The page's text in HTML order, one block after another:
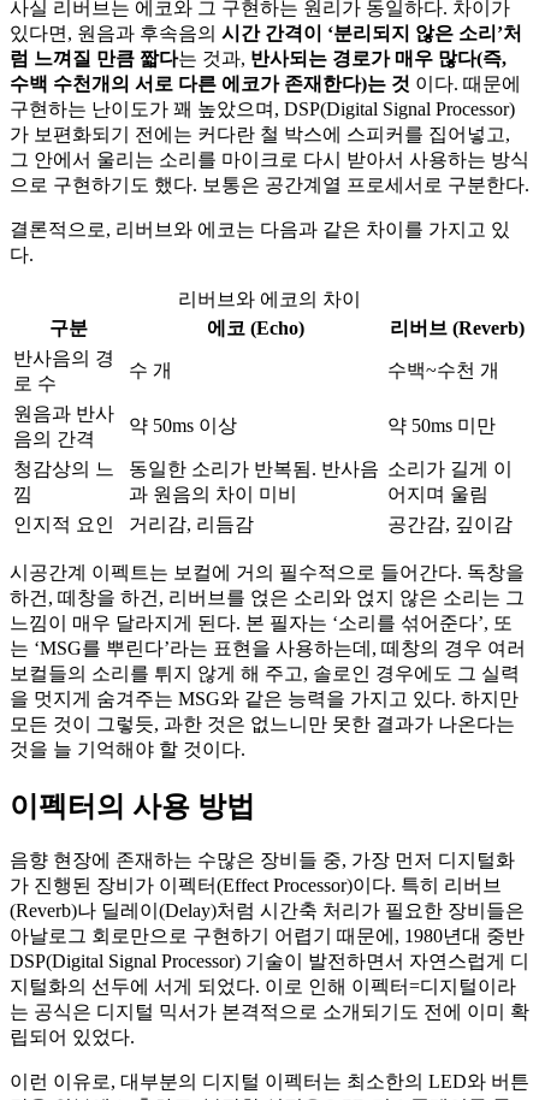
사실 리버브는 에코와 그 구현하는 원리가 동일하다. 차이가
있다면, 원음과 후속음의 시간 간격이 ‘분리되지 않은 소리’처
럼 느껴질 만큼 짧다는 것과, 반사되는 경로가 매우 많다(즉,
수백 수천개의 서로 다른 에코가 존재한다)는 것 이다. 때문에
구현하는 난이도가 꽤 높았으며, DSP(Digital Signal Processor)
가 보편화되기 전에는 커다란 철 박스에 스피커를 집어넣고,
그 안에서 울리는 소리를 마이크로 다시 받아서 사용하는 방식
으로 구현하기도 했다. 보통은 공간계열 프로세서로 구분한다.
결론적으로, 리버브와 에코는 다음과 같은 차이를 가지고 있
다.
리버브와 에코의 차이
구분
에코 (Echo)
리버브 (Reverb)
반사음의 경
로 수
수 개 수백~수천 개
원음과 반사
음의 간격
약 50ms 이상 약 50ms 미만
청감상의 느
낌
동일한 소리가 반복됨. 반사음
과 원음의 차이 미비
소리가 길게 이
어지며 울림
인지적 요인
거리감, 리듬감 공간감, 깊이감
시공간계 이펙트는 보컬에 거의 필수적으로 들어간다. 독창을
하건, 떼창을 하건, 리버브를 얹은 소리와 얹지 않은 소리는 그
느낌이 매우 달라지게 된다. 본 필자는 ‘소리를 섞어준다’, 또
는 ‘MSG를 뿌린다’라는 표현을 사용하는데, 떼창의 경우 여러
보컬들의 소리를 튀지 않게 해 주고, 솔로인 경우에도 그 실력
을 멋지게 숨겨주는 MSG와 같은 능력을 가지고 있다. 하지만
모든 것이 그렇듯, 과한 것은 없느니만 못한 결과가 나온다는
것을 늘 기억해야 할 것이다.
이펙터의 사용 방법
음향 현장에 존재하는 수많은 장비들 중, 가장 먼저 디지털화
가 진행된 장비가 이펙터(Effect Processor)이다. 특히 리버브
(Reverb)나 딜레이(Delay)처럼 시간축 처리가 필요한 장비들은
아날로그 회로만으로 구현하기 어렵기 때문에, 1980년대 중반
DSP(Digital Signal Processor) 기술이 발전하면서 자연스럽게 디
지털화의 선두에 서게 되었다. 이로 인해 이펙터=디지털이라
는 공식은 디지털 믹서가 본격적으로 소개되기도 전에 이미 확
립되어 있었다.
이런 이유로, 대부분의 디지털 이펙터는 최소한의 LED와 버튼